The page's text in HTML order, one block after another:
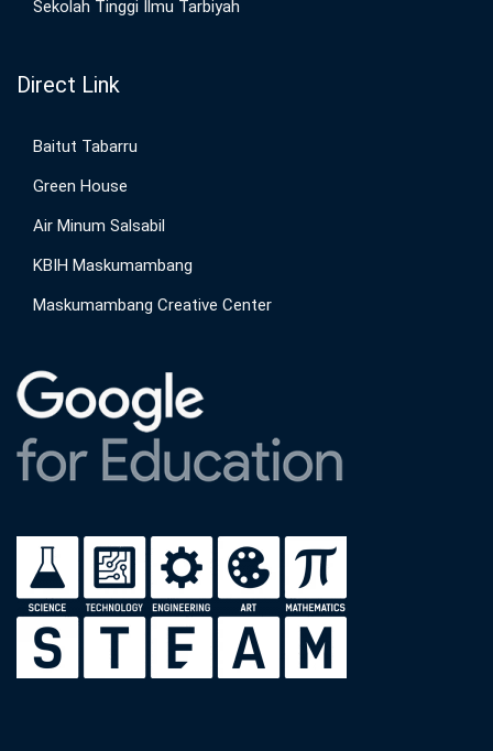
Sekolah Tinggi Ilmu Tarbiyah
Direct Link
Baitut Tabarru
Green House
Air Minum Salsabil
KBIH Maskumambang
Maskumambang Creative Center